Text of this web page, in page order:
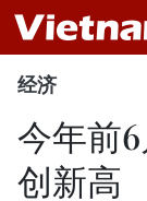
经济
今年前
创新高